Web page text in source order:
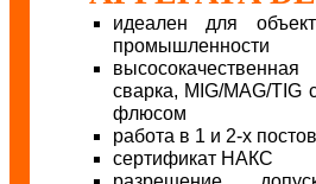
идеален для
промышленности
сварка, MIG/MAG/TIG
флюсом
работа в 1 и 2-х
сертификат НАКС